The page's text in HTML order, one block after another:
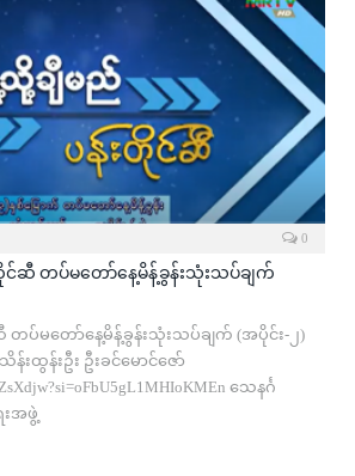
0
ဆီ တပ်မတော်နေ့မိန့်ခွန်းသုံးသပ်ချက်
ပ်မတော်နေ့မိန့်ခွန်းသုံးသပ်ချက် (အပိုင်း-၂)
းထွန်းဦး ဦးခင်မောင်ဇော်
သေနင်္ဂ
အဖွဲ့